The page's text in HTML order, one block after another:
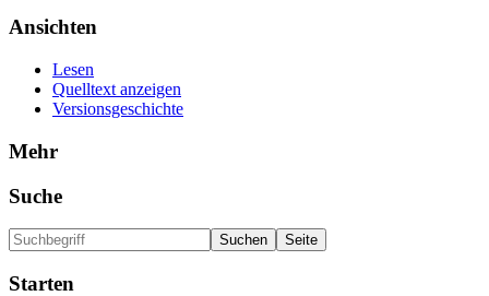
Ansichten
Lesen
Quelltext anzeigen
Versionsgeschichte
Mehr
Suche
Starten